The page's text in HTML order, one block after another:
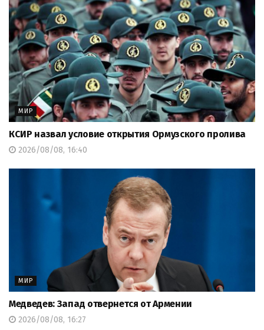
МИР
КСИР назвал условие открытия Ормузского пролива
2026/08/08, 16:40
МИР
Медведев: Запад отвернется от Армении
2026/08/08, 16:27